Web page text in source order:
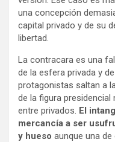
una concepción
capital privado y de su
libertad.
La contracara es una
de la esfera privada y
protagonistas saltan a
de la figura presidencial
entre privados. El
mercancía a ser
y hueso aunque una